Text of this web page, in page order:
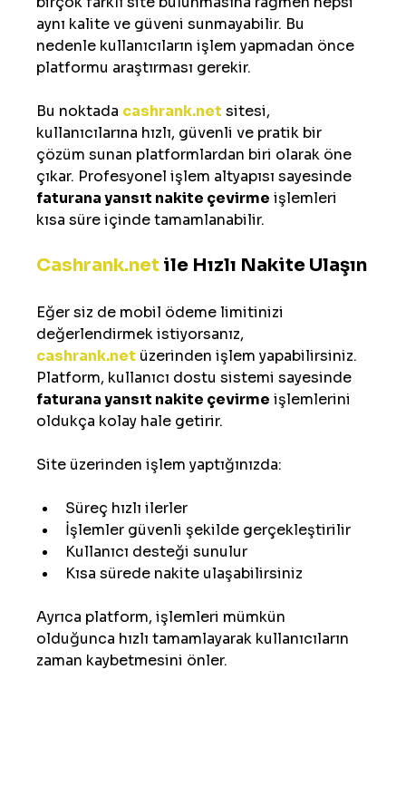
aynı kalite ve güveni sunmayabilir. Bu
nedenle kullanıcıların işlem yapmadan önce
platformu araştırması gerekir.
Bu noktada cashrank.net sitesi,
kullanıcılarına hızlı, güvenli ve pratik bir
çözüm sunan platformlardan biri olarak öne
çıkar. Profesyonel işlem altyapısı sayesinde
faturana yansıt nakite çevirme işlemleri
kısa süre içinde tamamlanabilir.
Cashrank.net ile Hızlı Nakite Ulaşın
Eğer siz de mobil ödeme limitinizi
değerlendirmek istiyorsanız,
cashrank.net üzerinden işlem yapabilirsiniz.
Platform, kullanıcı dostu sistemi sayesinde
faturana yansıt nakite çevirme işlemlerini
oldukça kolay hale getirir.
Site üzerinden işlem yaptığınızda:
Süreç hızlı ilerler
İşlemler güvenli şekilde gerçekleştirilir
Kullanıcı desteği sunulur
Kısa sürede nakite ulaşabilirsiniz
Ayrıca platform, işlemleri mümkün
olduğunca hızlı tamamlayarak kullanıcıların
zaman kaybetmesini önler.